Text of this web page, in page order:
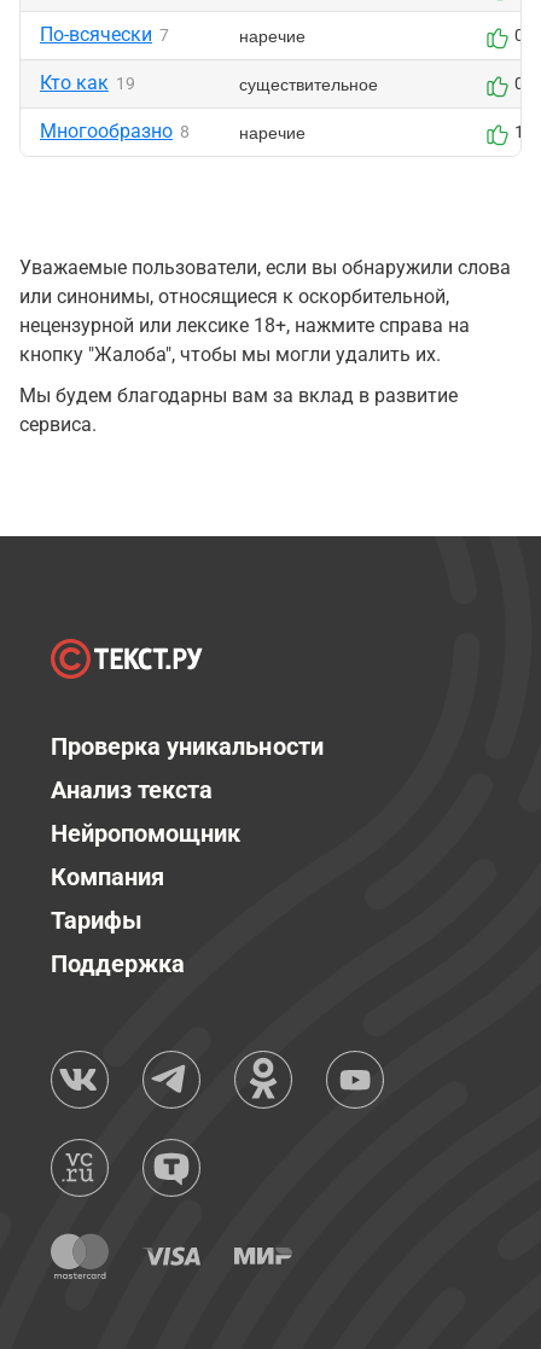
По-всячески 7 наречие 0
Кто как 19 существительное 0
Многообразно 8 наречие 1
Уважаемые пользователи, если вы обнаружили слова
или синонимы, относящиеся к оскорбительной,
нецензурной или лексике 18+, нажмите справа на
кнопку "Жалоба", чтобы мы могли удалить их.
Мы будем благодарны вам за вклад в развитие
сервиса.
Проверка уникальности
Анализ текста
Нейропомощник
Компания
Тарифы
Поддержка